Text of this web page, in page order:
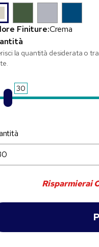
Finiture:Crema
la quantità desiderata o
30
Risparmierai